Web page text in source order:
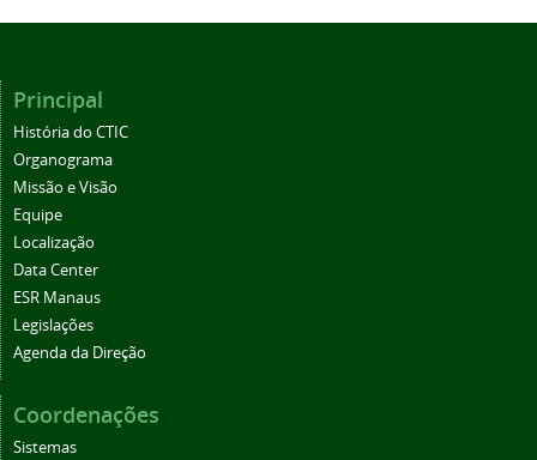
Principal
História do CTIC
Organograma
Missão e Visão
Equipe
Localização
Data Center
ESR Manaus
Legislações
Agenda da Direção
Coordenações
Sistemas